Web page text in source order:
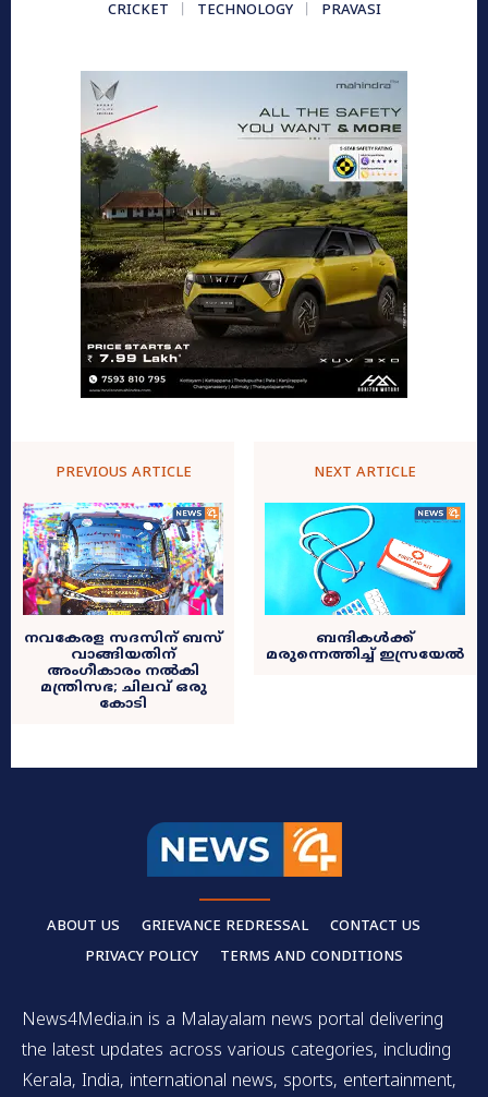
CRICKET
TECHNOLOGY PRAVASI
PREVIOUS ARTICLE
നവകേരള സദസിന് ബസ്
വാങ്ങിയതിന്
അംഗീകാരം നൽകി
മന്ത്രിസഭ; ചിലവ് ഒരു
കോടി
NEXT ARTICLE
ബന്ദികൾക്ക്
മരുന്നെത്തിച്ച് ഇസ്രയേൽ
ABOUT US GRIEVANCE REDRESSAL
CONTACT US
PRIVACY POLICY
TERMS AND CONDITIONS
News4Media.in is a Malayalam news portal delivering
the latest updates across various categories, including
Kerala, India, international news, sports, entertainment,